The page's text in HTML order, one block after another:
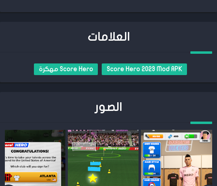
العلامات
Score Hero 2023 Mod APK Score Hero مهكرة
الصور